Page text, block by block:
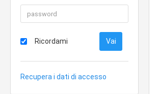
Ricordami
Recupera i dati di accesso